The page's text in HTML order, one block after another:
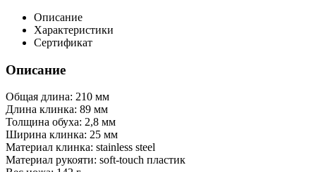
Описание
Характеристики
Сертификат
Описание
Общая длина: 210 мм
Длина клинка: 89 мм
Толщина обуха: 2,8 мм
Ширина клинка: 25 мм
Материал клинка: stainless steel
Материал рукояти: soft-touch пластик